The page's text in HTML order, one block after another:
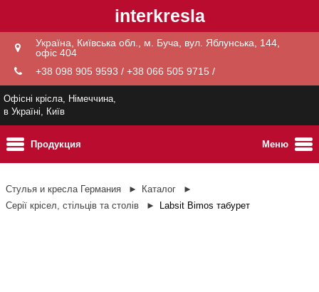
interkresla
Україна, Київська обл., м. Буча, вул. Яблунська, 144,
офіс 404
+38 098 905 9593 / +38 066 505 9715 /
Офісні крісла, Німеччина,
в Україні, Київ
Меню
Продукция
Стулья и кресла Германия
Каталог
Серії крісел, стільців та столів
Labsit Bimos табурет